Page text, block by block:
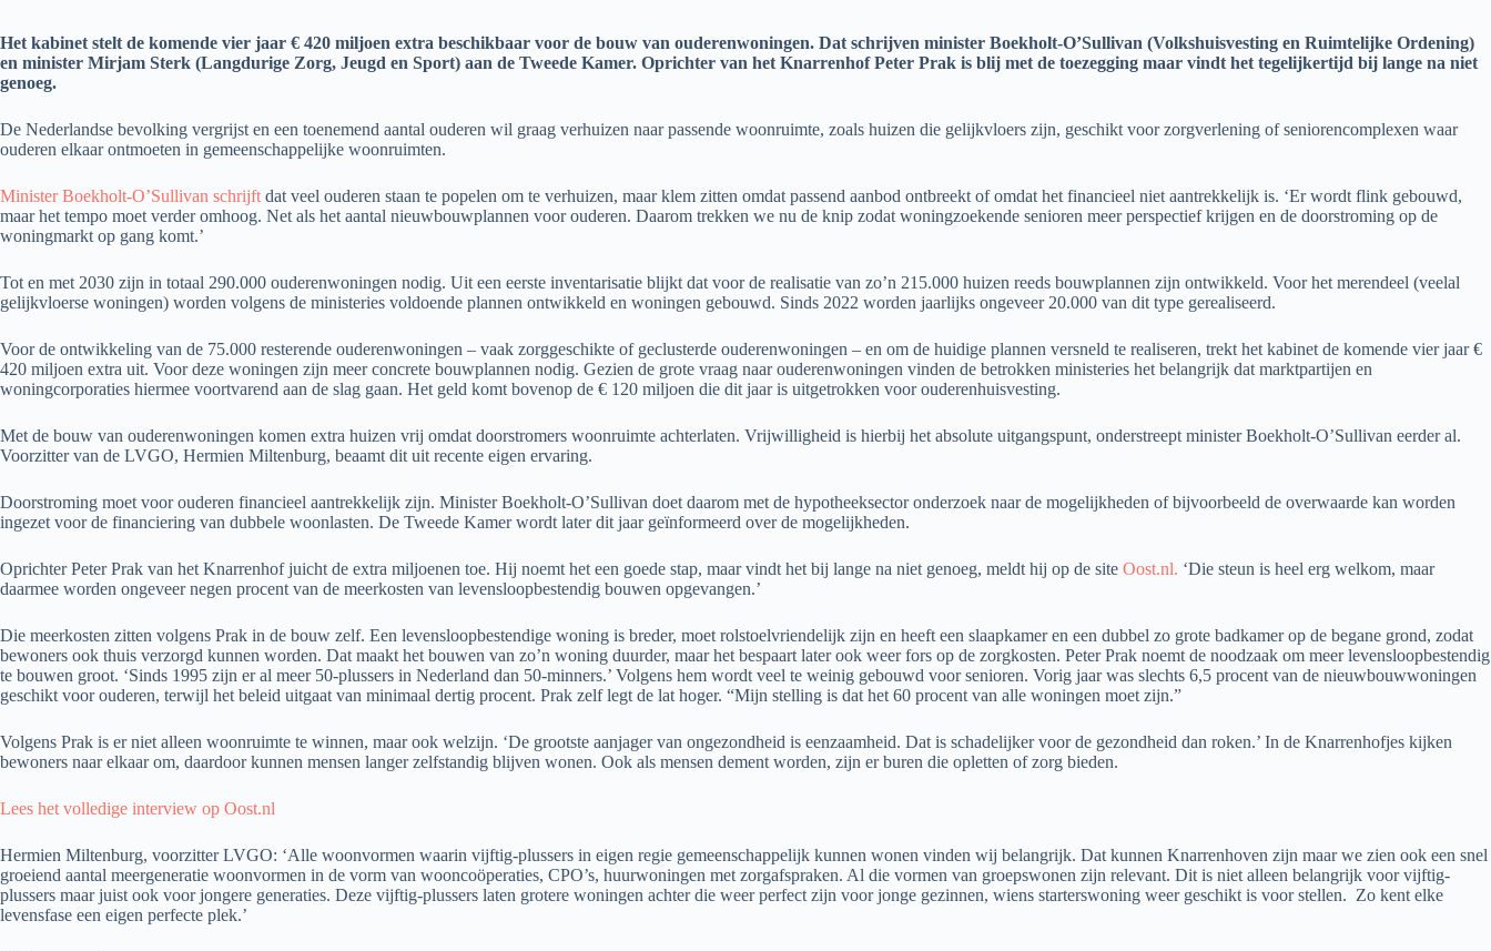
Het kabinet stelt de komende vier jaar € 420 miljoen extra beschikbaar voor de bouw van ouderenwoningen. Dat schrijven minister Boekholt-O’Sullivan (Volkshuisvesting en Ruimtelijke Ordening)
en minister Mirjam Sterk (Langdurige Zorg, Jeugd en Sport) aan de Tweede Kamer. Oprichter van het Knarrenhof Peter Prak is blij met de toezegging maar vindt het tegelijkertijd bij lange na niet
genoeg.
De Nederlandse bevolking vergrijst en een toenemend aantal ouderen wil graag verhuizen naar passende woonruimte, zoals huizen die gelijkvloers zijn, geschikt voor zorgverlening of seniorencomplexen waar
ouderen elkaar ontmoeten in gemeenschappelijke woonruimten.
Minister Boekholt-O’Sullivan schrijft dat veel ouderen staan te popelen om te verhuizen, maar klem zitten omdat passend aanbod ontbreekt of omdat het financieel niet aantrekkelijk is. ‘Er wordt flink gebouwd,
maar het tempo moet verder omhoog. Net als het aantal nieuwbouwplannen voor ouderen. Daarom trekken we nu de knip zodat woningzoekende senioren meer perspectief krijgen en de doorstroming op de
woningmarkt op gang komt.’
Tot en met 2030 zijn in totaal 290.000 ouderenwoningen nodig. Uit een eerste inventarisatie blijkt dat voor de realisatie van zo’n 215.000 huizen reeds bouwplannen zijn ontwikkeld. Voor het merendeel (veelal
gelijkvloerse woningen) worden volgens de ministeries voldoende plannen ontwikkeld en woningen gebouwd. Sinds 2022 worden jaarlijks ongeveer 20.000 van dit type gerealiseerd.
Voor de ontwikkeling van de 75.000 resterende ouderenwoningen – vaak zorggeschikte of geclusterde ouderenwoningen – en om de huidige plannen versneld te realiseren, trekt het kabinet de komende vier jaar €
420 miljoen extra uit. Voor deze woningen zijn meer concrete bouwplannen nodig. Gezien de grote vraag naar ouderenwoningen vinden de betrokken ministeries het belangrijk dat marktpartijen en
woningcorporaties hiermee voortvarend aan de slag gaan. Het geld komt bovenop de € 120 miljoen die dit jaar is uitgetrokken voor ouderenhuisvesting.
Met de bouw van ouderenwoningen komen extra huizen vrij omdat doorstromers woonruimte achterlaten. Vrijwilligheid is hierbij het absolute uitgangspunt, onderstreept minister Boekholt-O’Sullivan eerder al.
Voorzitter van de LVGO, Hermien Miltenburg, beaamt dit uit recente eigen ervaring.
Doorstroming moet voor ouderen financieel aantrekkelijk zijn. Minister Boekholt-O’Sullivan doet daarom met de hypotheeksector onderzoek naar de mogelijkheden of bijvoorbeeld de overwaarde kan worden
ingezet voor de financiering van dubbele woonlasten. De Tweede Kamer wordt later dit jaar geïnformeerd over de mogelijkheden.
Oprichter Peter Prak van het Knarrenhof juicht de extra miljoenen toe. Hij noemt het een goede stap, maar vindt het bij lange na niet genoeg, meldt hij op de site Oost.nl. ‘Die steun is heel erg welkom, maar
daarmee worden ongeveer negen procent van de meerkosten van levensloopbestendig bouwen opgevangen.’
Die meerkosten zitten volgens Prak in de bouw zelf. Een levensloopbestendige woning is breder, moet rolstoelvriendelijk zijn en heeft een slaapkamer en een dubbel zo grote badkamer op de begane grond, zodat
bewoners ook thuis verzorgd kunnen worden. Dat maakt het bouwen van zo’n woning duurder, maar het bespaart later ook weer fors op de zorgkosten. Peter Prak noemt de noodzaak om meer levensloopbestendig
te bouwen groot. ‘Sinds 1995 zijn er al meer 50-plussers in Nederland dan 50-minners.’ Volgens hem wordt veel te weinig gebouwd voor senioren. Vorig jaar was slechts 6,5 procent van de nieuwbouwwoningen
geschikt voor ouderen, terwijl het beleid uitgaat van minimaal dertig procent. Prak zelf legt de lat hoger. “Mijn stelling is dat het 60 procent van alle woningen moet zijn.”
Volgens Prak is er niet alleen woonruimte te winnen, maar ook welzijn. ‘De grootste aanjager van ongezondheid is eenzaamheid. Dat is schadelijker voor de gezondheid dan roken.’ In de Knarrenhofjes kijken
bewoners naar elkaar om, daardoor kunnen mensen langer zelfstandig blijven wonen. Ook als mensen dement worden, zijn er buren die opletten of zorg bieden.
Lees het volledige interview op Oost.nl
Hermien Miltenburg, voorzitter LVGO: ‘Alle woonvormen waarin vijftig-plussers in eigen regie gemeenschappelijk kunnen wonen vinden wij belangrijk. Dat kunnen Knarrenhoven zijn maar we zien ook een snel
groeiend aantal meergeneratie woonvormen in de vorm van wooncoöperaties, CPO’s, huurwoningen met zorgafspraken. Al die vormen van groepswonen zijn relevant. Dit is niet alleen belangrijk voor vijftig-
plussers maar juist ook voor jongere generaties. Deze vijftig-plussers laten grotere woningen achter die weer perfect zijn voor jonge gezinnen, wiens starterswoning weer geschikt is voor stellen. Zo kent elke
levensfase een eigen perfecte plek.’